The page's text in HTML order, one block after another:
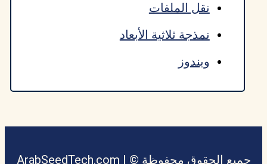
نقل الملفات
نمذجة ثلاثية الأبعاد
جميع الحقوق محفوظة © ArabSeedTech.com |